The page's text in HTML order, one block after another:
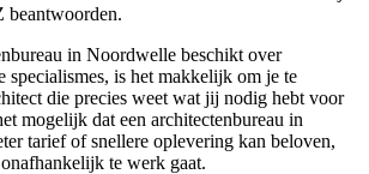
beantwoorden.
in Noordwelle beschikt over
specialismes, is het makkelijk om je te
die precies weet wat jij nodig hebt voor
mogelijk dat een architectenbureau in
tarief of snellere oplevering kan beloven,
te werk gaat.